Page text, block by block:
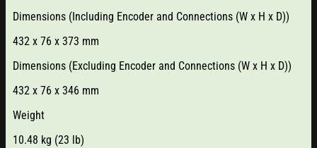
Dimensions (Including Encoder and Connections (W x H x D))
432 x 76 x 373 mm
Dimensions (Excluding Encoder and Connections (W x H x D))
432 x 76 x 346 mm
Weight
10.48 kg (23 lb)